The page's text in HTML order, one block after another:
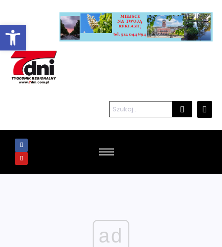
ad
Otwórz pasek narzędzi